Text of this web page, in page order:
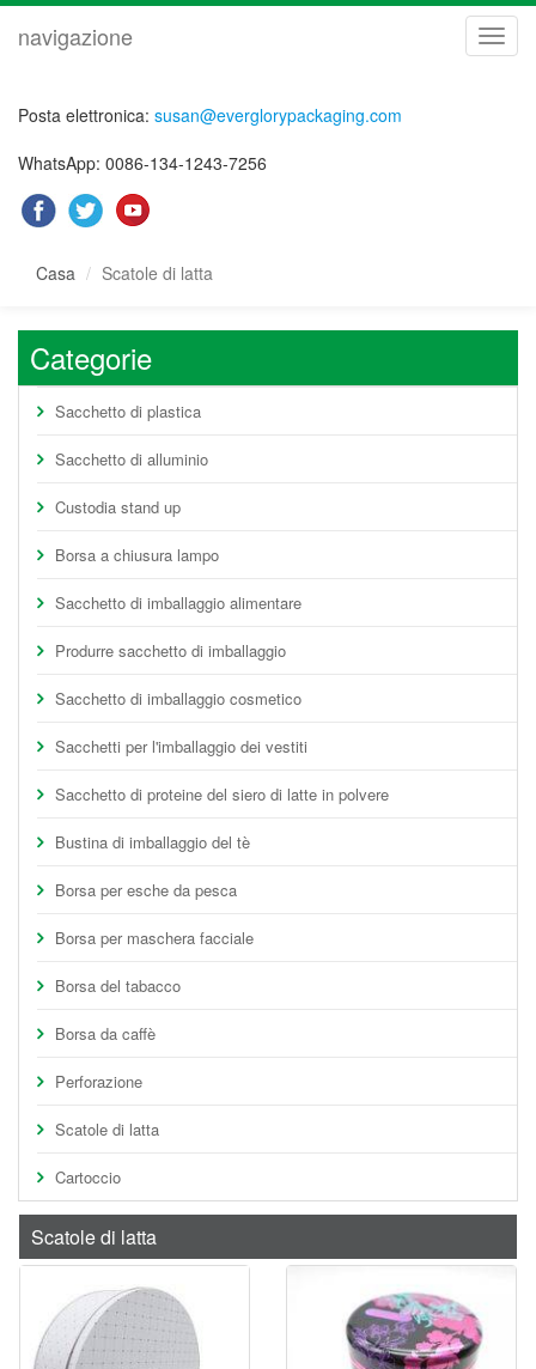
navigazione
Posta elettronica: susan@everglorypackaging.com
WhatsApp: 0086-134-1243-7256
Casa Scatole di latta
Categorie
Sacchetto di plastica
Sacchetto di alluminio
Custodia stand up
Borsa a chiusura lampo
Sacchetto di imballaggio alimentare
Produrre sacchetto di imballaggio
Sacchetto di imballaggio cosmetico
Sacchetti per l'imballaggio dei vestiti
Sacchetto di proteine del siero di latte in polvere
Bustina di imballaggio del tè
Borsa per esche da pesca
Borsa per maschera facciale
Borsa del tabacco
Borsa da caffè
Perforazione
Scatole di latta
Cartoccio
Scatole di latta